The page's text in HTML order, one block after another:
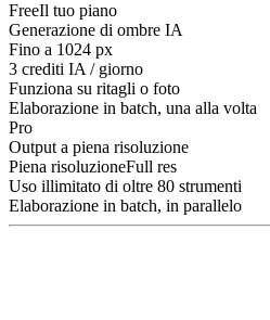
FreeIl tuo piano
Generazione di ombre IA
Fino a 1024 px
3 crediti IA / giorno
Funziona su ritagli o foto
Elaborazione in batch, una alla volta
Pro
Output a piena risoluzione
Piena risoluzioneFull res
Uso illimitato di oltre 80 strumenti
Elaborazione in batch, in parallelo